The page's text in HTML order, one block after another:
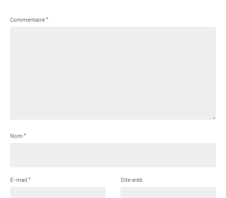
Commentaire*
Nom *
E-mail * Site web